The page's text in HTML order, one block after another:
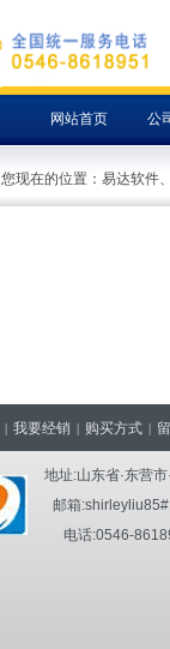
网站首页 公
您现在的位置： 易达软件
地址:山东省·东营
邮箱
电话:0546-
| 我要经销 | 购买方式 |